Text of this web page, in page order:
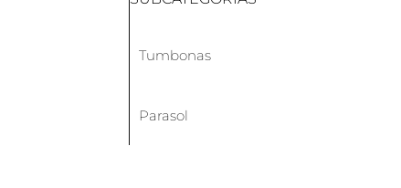
Tumbonas
Parasol